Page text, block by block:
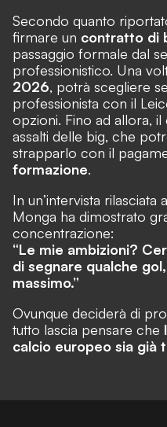
Secondo quanto
firmare un contratto di
passaggio formale dal
professionistico. Una
2026, potrà scegliere
professionista con il
opzioni. Fino ad allora,
assalti delle big, che
strapparlo con il
formazione.
In un’intervista rilasciata
Monga ha dimostrato
concentrazione:
“Le mie ambizioni?
di segnare qualche
massimo.”
Ovunque deciderà di
tutto lascia pensare che
calcio europeo sia già